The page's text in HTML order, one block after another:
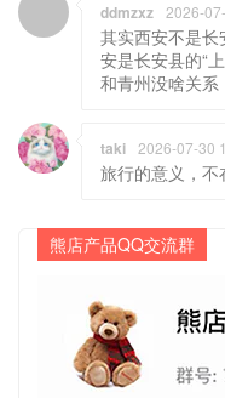
ddmzxz 2026-
其实西安不是
安是长安县的“
和青州没啥关系
taki 2026-07-30
旅行的意义，
熊店产品QQ交流群